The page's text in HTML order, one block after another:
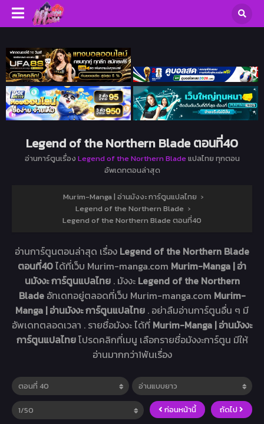
Legend of the Northern Blade ตอนที่40
อ่านการ์ตูนเรื่อง Legend of the Northern Blade แปลไทย ทุกตอน
อัพเดทตอนล่าสุด
Murim-Manga | อ่านมังงะ การ์ตูนแปลไทย ›
Legend of the Northern Blade ›
Legend of the Northern Blade ตอนที่40
อ่านการ์ตูนตอนล่าสุด เรื่อง Legend of the Northern Blade
ตอนที่40ได้ที่เว็บ Murim-manga.com Murim-Manga | อ่า
นมังงะ การ์ตูนแปลไทย . มังงะ Legend of the Northern
Blade อัทเดทอยู่ตลอดที่เว็บ Murim-manga.com Murim-
Manga | อ่านมังงะ การ์ตูนแปลไทย . อย่าลืมอ่านการ์ตูนอื่น ๆ มี
อัพเดทตลอดเวลา . รายชื่อมังงะ ได้ที่ Murim-Manga | อ่านมังงะ
การ์ตูนแปลไทยโปรดคลิกที่เมนู เลือกรายชื่อมังงะการ์ตูน มีให้
อ่านมากกว่า1พันเรื่อง
ก่อนหน้านี้ ถัดไป